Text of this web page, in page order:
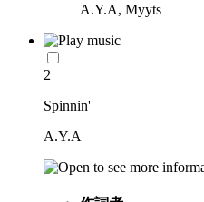
A.Y.A, Myyts
2
Spinnin'
A.Y.A